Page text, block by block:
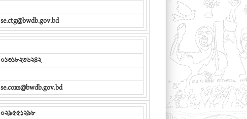
se.ctg@bwdb.gov.bd
০১৩১৮২৩৬২৪২
se.coxs@bwdb.gov.bd
০২৯৫৫১২৯৮